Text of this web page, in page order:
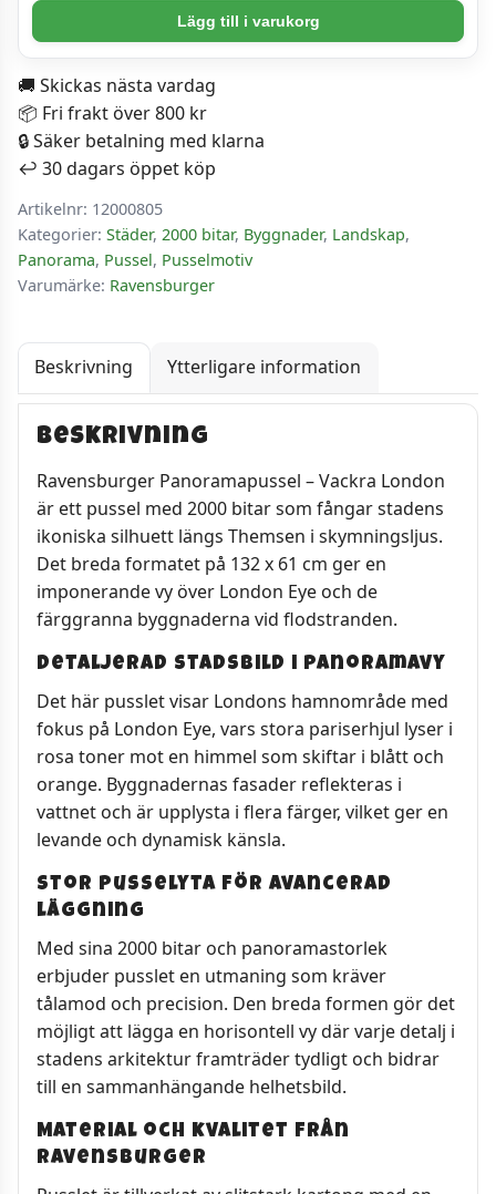
Panoramapussel
-
Vackra
London
2000
bitar
mängd
Lägg till i varukorg
🚚 Skickas nästa vardag
📦 Fri frakt över 800 kr
🔒 Säker betalning med klarna
↩️ 30 dagars öppet köp
Artikelnr: 12000805
Kategorier: Städer, 2000 bitar, Byggnader, Landskap,
Panorama, Pussel, Pusselmotiv
Varumärke: Ravensburger
Beskrivning Ytterligare information
Beskrivning
Ravensburger Panoramapussel – Vackra London
är ett pussel med 2000 bitar som fångar stadens
ikoniska silhuett längs Themsen i skymningsljus.
Det breda formatet på 132 x 61 cm ger en
imponerande vy över London Eye och de
färggranna byggnaderna vid flodstranden.
Detaljerad stadsbild i panoramavy
Det här pusslet visar Londons hamnområde med
fokus på London Eye, vars stora pariserhjul lyser i
rosa toner mot en himmel som skiftar i blått och
orange. Byggnadernas fasader reflekteras i
vattnet och är upplysta i flera färger, vilket ger en
levande och dynamisk känsla.
Stor pusselyta för avancerad
läggning
Med sina 2000 bitar och panoramastorlek
erbjuder pusslet en utmaning som kräver
tålamod och precision. Den breda formen gör det
möjligt att lägga en horisontell vy där varje detalj i
stadens arkitektur framträder tydligt och bidrar
till en sammanhängande helhetsbild.
Material och kvalitet från
Ravensburger